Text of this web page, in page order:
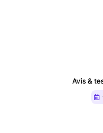
Avis &